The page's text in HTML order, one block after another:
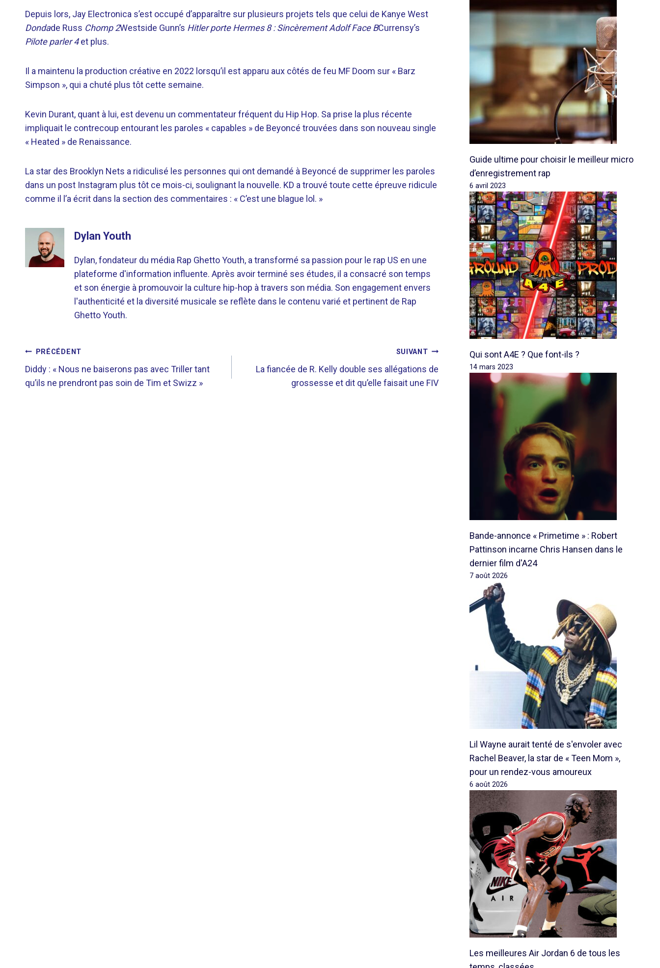
Depuis lors, Jay Electronica s’est occupé d’apparaître sur plusieurs projets tels que celui de Kanye West
Dondade Russ Chomp 2Westside Gunn’s Hitler porte Hermes 8 : Sincèrement Adolf Face BCurrensy’s
Pilote parler 4et plus.
Il a maintenu la production créative en 2022 lorsqu’il est apparu aux côtés de feu MF Doom sur « Barz
Simpson », qui a chuté plus tôt cette semaine.
Kevin Durant, quant à lui, est devenu un commentateur fréquent du Hip Hop. Sa prise la plus récente
impliquait le contrecoup entourant les paroles « capables » de Beyoncé trouvées dans son nouveau single
« Heated » de Renaissance.
La star des Brooklyn Nets a ridiculisé les personnes qui ont demandé à Beyoncé de supprimer les paroles
dans un post Instagram plus tôt ce mois-ci, soulignant la nouvelle. KD a trouvé toute cette épreuve ridicule
comme il l’a écrit dans la section des commentaires : « C’est une blague lol. »
Dylan Youth
Dylan, fondateur du média Rap Ghetto Youth, a transformé sa passion pour le rap US en une
plateforme d'information influente. Après avoir terminé ses études, il a consacré son temps
et son énergie à promouvoir la culture hip-hop à travers son média. Son engagement envers
l'authenticité et la diversité musicale se reflète dans le contenu varié et pertinent de Rap
Ghetto Youth.
NAVIGATION
DE
PRÉCÉDENT
Diddy : « Nous ne baiserons pas avec Triller tant
qu’ils ne prendront pas soin de Tim et Swizz »
SUIVANT
La fiancée de R. Kelly double ses allégations de
grossesse et dit qu’elle faisait une FIV
Guide ultime pour choisir le meilleur micro
d’enregistrement rap
6 avril 2023
Qui sont A4E ? Que font-ils ?
14 mars 2023
Bande-annonce « Primetime » : Robert
Pattinson incarne Chris Hansen dans le
dernier film d'A24
7 août 2026
Lil Wayne aurait tenté de s'envoler avec
Rachel Beaver, la star de « Teen Mom »,
pour un rendez-vous amoureux
6 août 2026
Les meilleures Air Jordan 6 de tous les